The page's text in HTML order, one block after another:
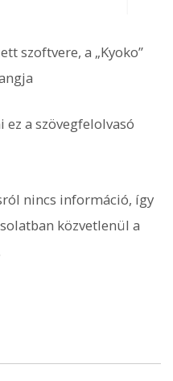
szoftvere, a „Kyoko”
ez a szövegfelolvasó
nincs információ, így
közvetlenül a